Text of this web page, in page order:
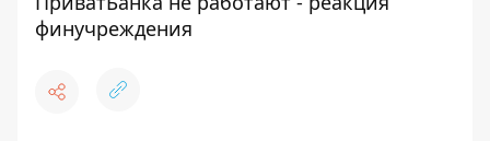
финучреждения